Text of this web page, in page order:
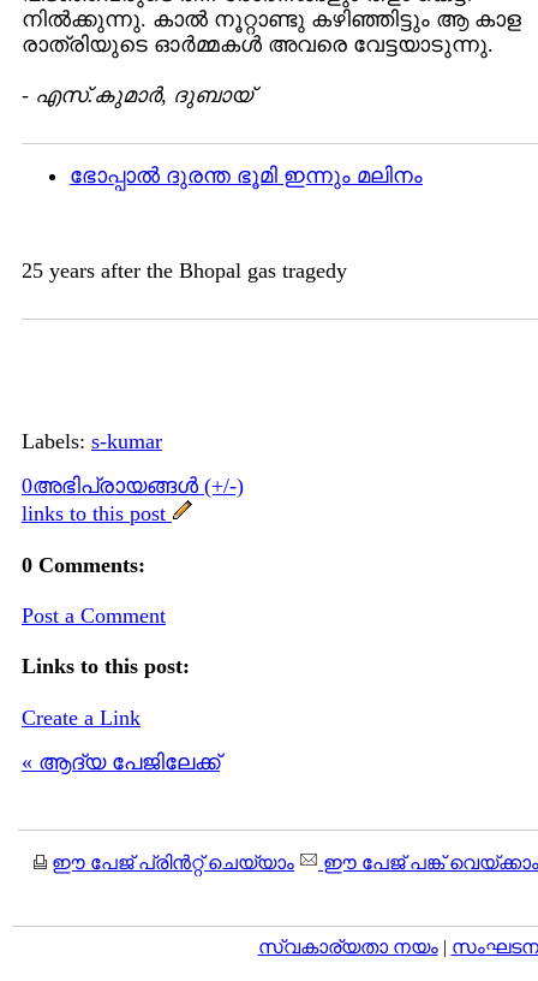
നില്‍ക്കുന്നു. കാല്‍ നൂറ്റാണ്ടു കഴിഞ്ഞിട്ടും ആ കാള
രാത്രിയുടെ ഓര്‍മ്മകള്‍ അവരെ വേട്ടയാടുന്നു.
- എസ്.കുമാര്‍, ദുബായ്
ഭോപ്പാല്‍ ദുരന്ത ഭൂമി ഇന്നും മലിനം
25 years after the Bhopal gas tragedy
Labels: s-kumar
0അഭിപ്രായങ്ങള്‍ (+/-)
links to this post
0 Comments:
Post a Comment
Links to this post:
Create a Link
« ആദ്യ പേജിലേക്ക്
ഈ പേജ് പ്രിന്‍റ്റ് ചെയ്യാം ഈ പേജ് പങ്ക് വെയ്ക്കാം
സ്വകാര്യതാ നയം|